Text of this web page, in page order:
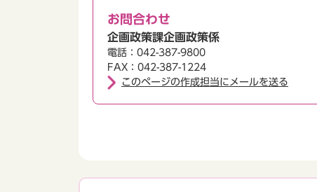
お問合わせ
企画政策課企画政策係
電話：042-387-9800
FAX：042-387-1224
このページの作成担当にメールを送る